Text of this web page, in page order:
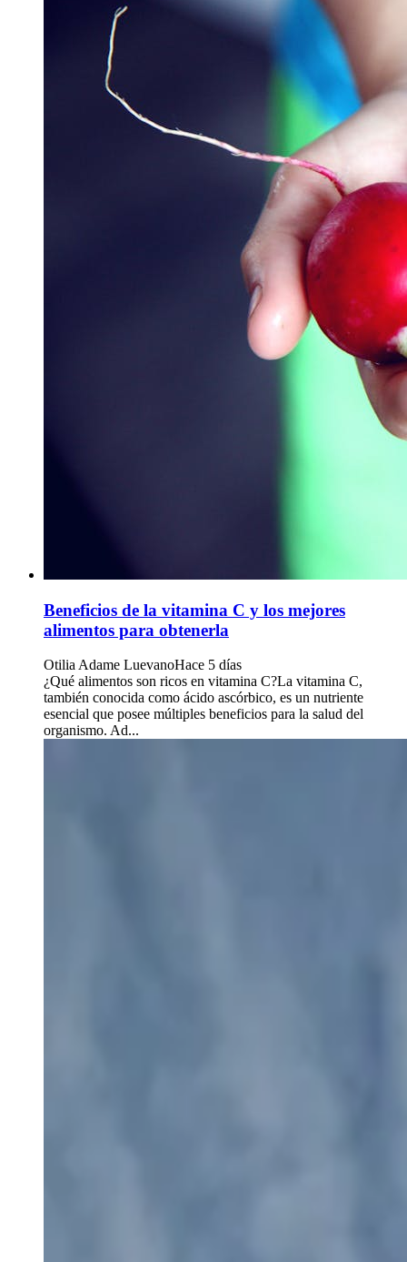
Beneficios de la vitamina C y los mejores
alimentos para obtenerla
Otilia Adame LuevanoHace 5 días
¿Qué alimentos son ricos en vitamina C?La vitamina C,
también conocida como ácido ascórbico, es un nutriente
esencial que posee múltiples beneficios para la salud del
organismo. Ad...